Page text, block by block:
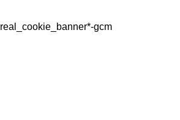
real_cookie_banner*-gcm